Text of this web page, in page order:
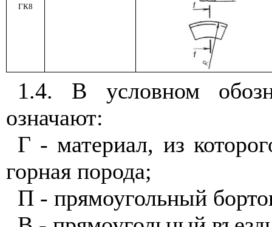
ГК8
1.4. В условном
означают:
Г - материал, из
горная порода;
П - прямоугольный